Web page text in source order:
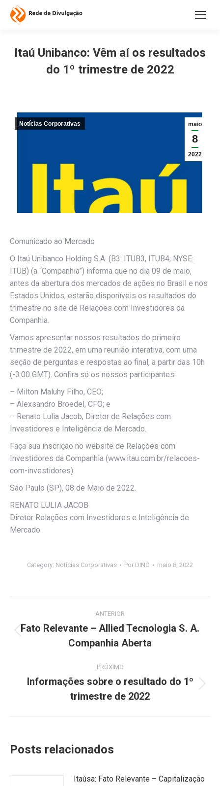
Itaú Unibanco: Vêm aí os resultados
do 1º trimestre de 2022
maio
8
2022
Notícias Corporativas
Comunicado ao Mercado
O Itaú Unibanco Holding S.A. (B3: ITUB3, ITUB4; NYSE:
ITUB) (a “Companhia”) informa que no dia 09 de maio,
antes da abertura dos mercados de ações no Brasil e nos
Estados Unidos, estarão disponíveis os resultados do
trimestre no site de Relações com Investidores da
Companhia.
Vamos apresentar nossos resultados do primeiro
trimestre de 2022, em uma reunião interativa, com uma
seção de perguntas e respostas ao final, a partir das 10h
(-3:00 GMT). Confira só os nossos participantes:
– Milton Maluhy Filho, CEO;
– Alexsandro Broedel, CFO; e
– Renato Lulia Jacob, Diretor de Relações com
Investidores e Inteligência de Mercado.
Faça sua inscrição no website de Relações com
Investidores da Companhia (www.itau.com.br/relacoes-
com-investidores).
São Paulo (SP), 08 de Maio de 2022.
RENATO LULIA JACOB
Diretor Relações com Investidores e Inteligência de
Mercado
Category: Notícias Corporativas Por DINO maio 8, 2022
de
ANTERIOR
anterior:
Fato Relevante – Allied Tecnologia S. A.
Companhia Aberta
PRÓXIMO
post:
Informações sobre o resultado do 1º
trimestre de 2022
Posts relacionados
Itaúsa: Fato Relevante – Capitalização